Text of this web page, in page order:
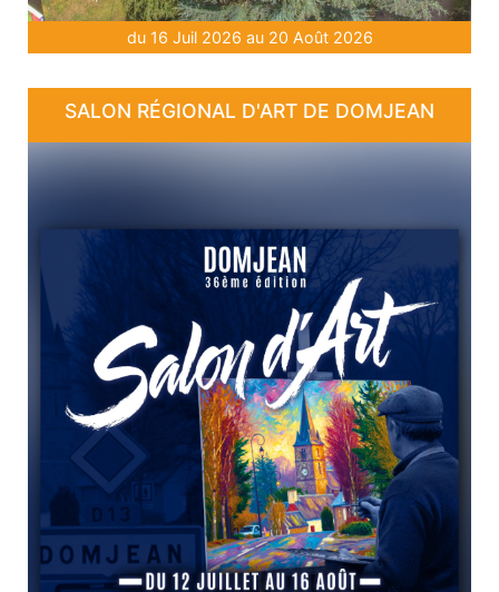
du 16 Juil 2026 au 20 Août 2026
SALON RÉGIONAL D'ART DE DOMJEAN